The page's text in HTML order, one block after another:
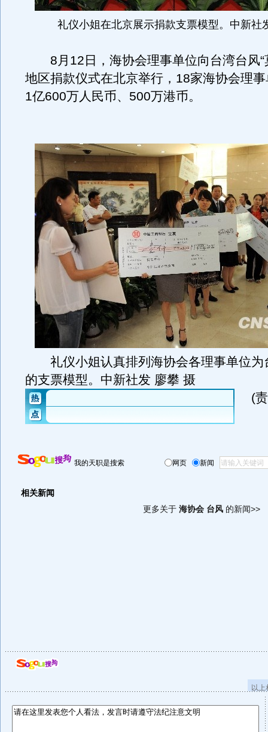
礼仪小姐在北京展示捐款支票模型。中新社
8月12日，海协会理事单位向台湾台风“
地区捐款仪式在北京举行，18家海协会理
1亿600万人民币、500万港币。
礼仪小姐认真排列海协会各理事单位为
的支票模型。中新社发 廖攀 摄
(
我的天职是搜索 网页 新闻
相关新闻
更多关于 海协会 台风 的新闻>>
以